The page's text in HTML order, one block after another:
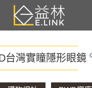
台灣實瞳隱形眼鏡